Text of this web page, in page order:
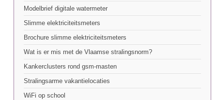
Modelbrief digitale watermeter
Slimme elektriciteitsmeters
Brochure slimme elektriciteitsmeters
Wat is er mis met de Vlaamse stralingsnorm?
Kankerclusters rond gsm-masten
Stralingsarme vakantielocaties
WiFi op school